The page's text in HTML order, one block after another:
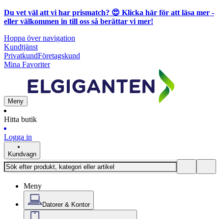
Du vet väl att vi har prismatch? 😍 Klicka här för att läsa mer -
eller välkommen in till oss så berättar vi mer!
Hoppa över navigation
Kundtjänst
PrivatkundFöretagskund
Mina Favoriter
Meny
Hitta butik
Logga in
Kundvagn
Meny
Datorer & Kontor